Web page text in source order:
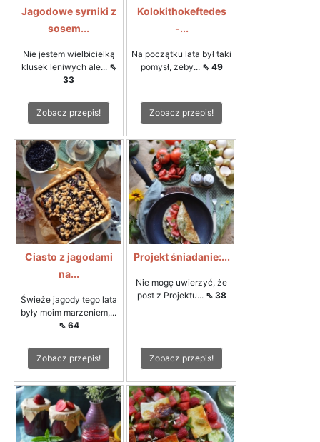
Jagodowe syrniki z
sosem...
Nie jestem wielbicielką
klusek leniwych ale... ⇖
33
Zobacz przepis!
Kolokithokeftedes
-...
Na początku lata był taki
pomysł, żeby... ⇖ 49
Zobacz przepis!
Ciasto z jagodami
na...
Świeże jagody tego lata
były moim marzeniem,...
⇖ 64
Zobacz przepis!
Projekt śniadanie:...
Nie mogę uwierzyć, że
post z Projektu... ⇖ 38
Zobacz przepis!